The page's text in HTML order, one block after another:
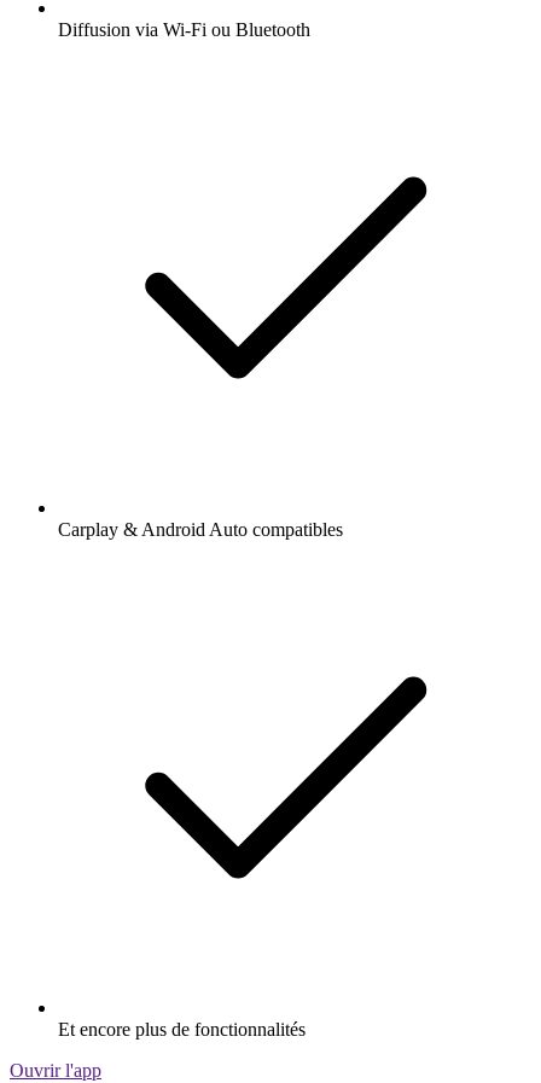
Diffusion via Wi-Fi ou Bluetooth
Carplay & Android Auto compatibles
Et encore plus de fonctionnalités
Ouvrir l'app